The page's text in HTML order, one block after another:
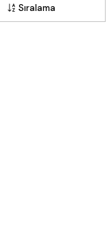
Sıralama